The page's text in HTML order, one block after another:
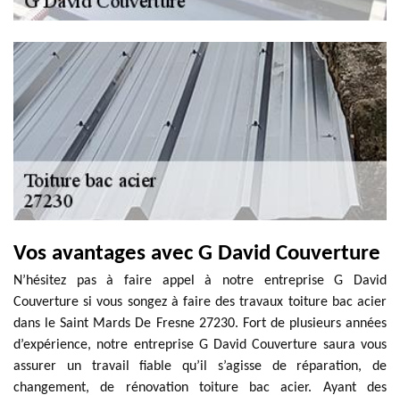
Vos avantages avec G David Couverture
N’hésitez pas à faire appel à notre entreprise G David
Couverture si vous songez à faire des travaux toiture bac acier
dans le Saint Mards De Fresne 27230. Fort de plusieurs années
d’expérience, notre entreprise G David Couverture saura vous
assurer un travail fiable qu’il s’agisse de réparation, de
changement, de rénovation toiture bac acier. Ayant des